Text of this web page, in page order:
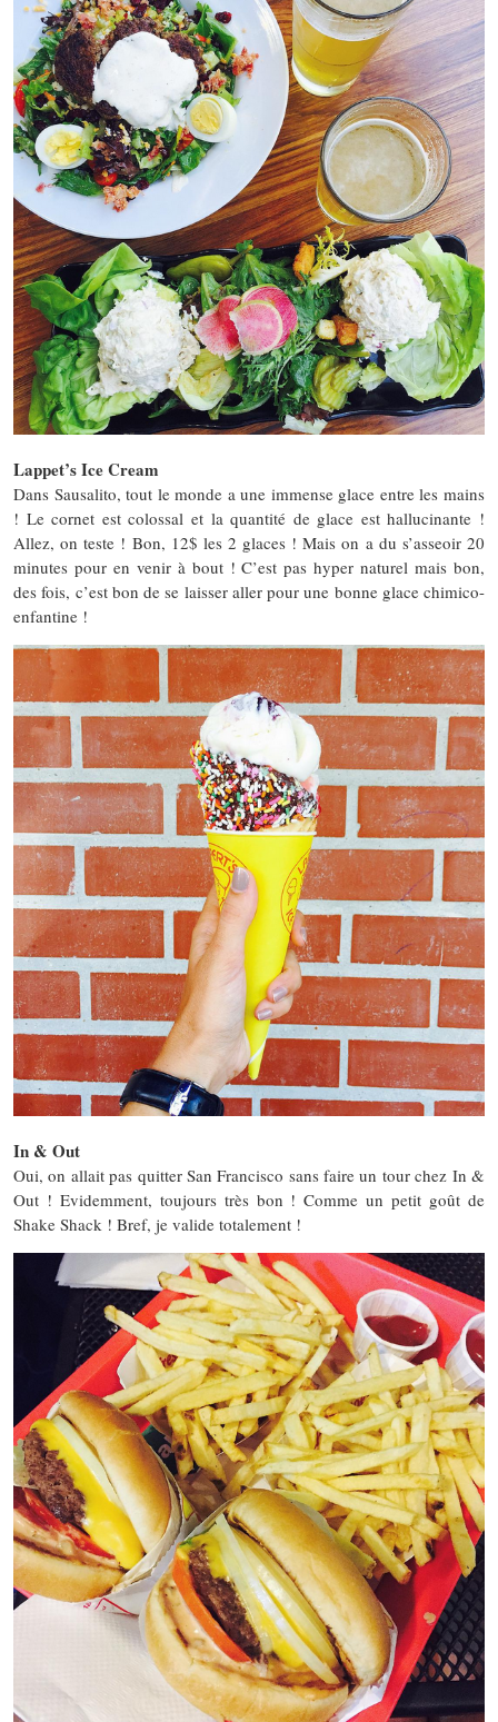
Lappet’s Ice Cream
Dans Sausalito, tout le monde a une immense glace entre les mains
! Le cornet est colossal et la quantité de glace est hallucinante !
Allez, on teste ! Bon, 12$ les 2 glaces ! Mais on a du s’asseoir 20
minutes pour en venir à bout ! C’est pas hyper naturel mais bon,
des fois, c’est bon de se laisser aller pour une bonne glace chimico-
enfantine !
In & Out
Oui, on allait pas quitter San Francisco sans faire un tour chez In &
Out ! Evidemment, toujours très bon ! Comme un petit goût de
Shake Shack ! Bref, je valide totalement !